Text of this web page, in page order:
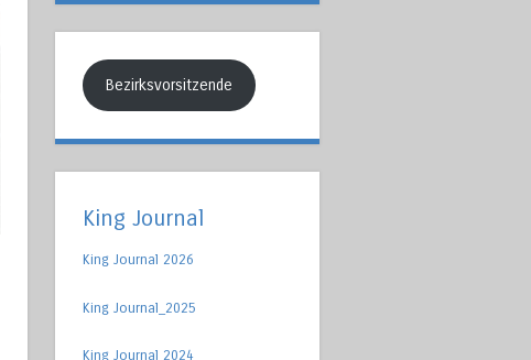
Bezirksvorsitzende
King Journal
King Journal 2026
King Journal_2025
King Journal 2024